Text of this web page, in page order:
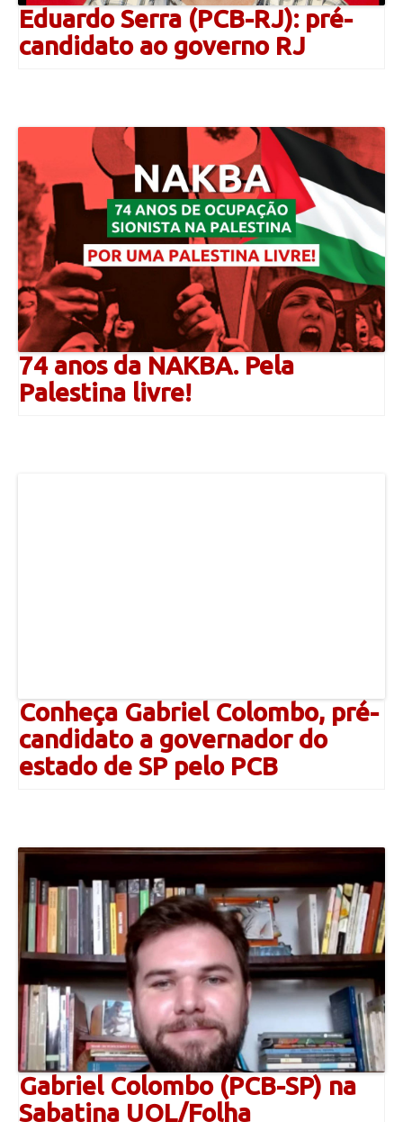
Eduardo Serra (PCB-RJ): pré-
candidato ao governo RJ
74 anos da NAKBA. Pela
Palestina livre!
Conheça Gabriel Colombo, pré-
candidato a governador do
estado de SP pelo PCB
Gabriel Colombo (PCB-SP) na
Sabatina UOL/Folha